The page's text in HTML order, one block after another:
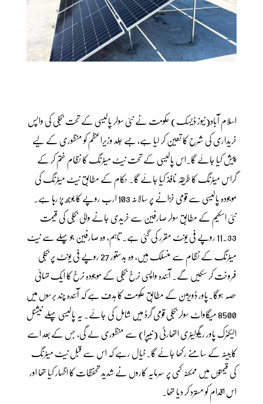
اسلام آباد(نیوز ڈیسک) حکومت نے نئی سولر پالیسی کے تحت بجلی کی واپس
خریداری کی شرح کا تعین کر لیا ہے، جسے جلد وزیراعظم کو منظوری کے لیے
پیش کیا جائے گا۔اس پالیسی کے تحت نیٹ میٹرنگ کا نظام ختم کر کے
گراس میٹرنگ کا طریقہ نافذ کیا جائے گا۔ حکام کے مطابق نیٹ میٹرنگ کی
موجودہ پالیسی سے قومی خزانے پر سالانہ 103 ارب روپے کا بوجھ پڑ رہا ہے۔
نئی اسکیم کے مطابق سولر صارفین سے خریدی جانے والی بجلی کی قیمت
11.33 روپے فی یونٹ مقرر کی گئی ہے۔ تاہم، وہ صارفین جو پہلے سے نیٹ
میٹرنگ کے نظام سے منسلک ہیں، وہ بدستور 27 روپے فی یونٹ پر بجلی
فروخت کر سکیں گے۔ آئندہ واپسی نرخ بجلی کے موجودہ نرخ کا ایک تہائی
حصہ ہوگا۔پاور ڈویژن کے مطابق حکومت کا ہدف ہے کہ آئندہ چند برسوں میں
8500 میگاواٹ سولر بجلی قومی گرڈ میں شامل کی جائے۔ یہ پالیسی پہلے نیشنل
الیکٹرک پاور ریگولیٹری اتھارٹی (نیپرا) سے منظوری لے گی، جس کے بعد اسے
کابینہ کے سامنے رکھا جائے گا۔خیال رہے کہ اس سے قبل نیٹ میٹرنگ
کی قیمتوں میں ممکنہ کمی پر سرمایہ کاروں نے شدید تحفظات کا اظہار کیا تھا اور
اس اقدام کو مسترد کر دیا تھا۔